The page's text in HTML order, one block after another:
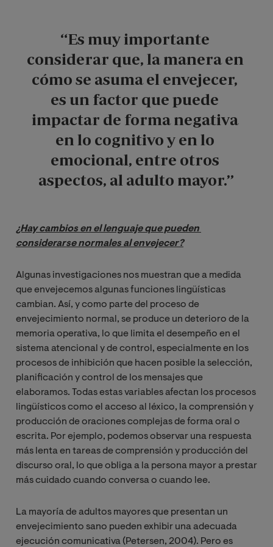
“Es muy importante
considerar que, la manera en
cómo se asuma el envejecer,
es un factor que puede
impactar de forma negativa
en lo cognitivo y en lo
emocional, entre otros
aspectos, al adulto mayor.”
¿Hay cambios en el lenguaje que pueden
considerarse normales al envejecer?
Algunas investigaciones nos muestran que a medida
que envejecemos algunas funciones lingüísticas
cambian. Así, y como parte del proceso de
envejecimiento normal, se produce un deterioro de la
memoria operativa, lo que limita el desempeño en el
sistema atencional y de control, especialmente en los
procesos de inhibición que hacen posible la selección,
planificación y control de los mensajes que
elaboramos. Todas estas variables afectan los procesos
lingüísticos como el acceso al léxico, la comprensión y
producción de oraciones complejas de forma oral o
escrita. Por ejemplo, podemos observar una respuesta
más lenta en tareas de comprensión y producción del
discurso oral, lo que obliga a la persona mayor a prestar
más cuidado cuando conversa o cuando lee.
La mayoría de adultos mayores que presentan un
envejecimiento sano pueden exhibir una adecuada
ejecución comunicativa (Petersen, 2004). Pero es